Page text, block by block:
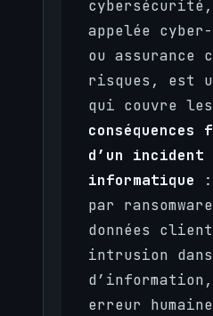
appelée
ou assurance
risques, est
qui couvre les
conséquences
d’un incident
informatique
par
données
intrusion
erreur